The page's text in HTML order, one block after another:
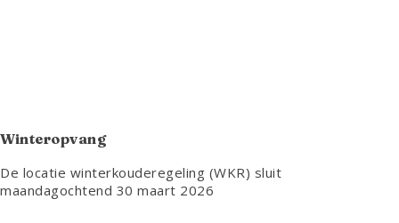
Winteropvang
De locatie winterkouderegeling (WKR) sluit
maandagochtend 30 maart 2026